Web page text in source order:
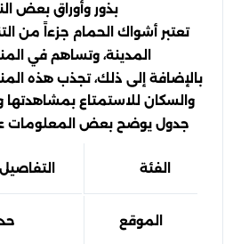
بذور وأوراق بعض
تعتبر أشواك الحمام جزءاً من
المدينة، وتساهم في
بالإضافة إلى ذلك، تجذب هذه
والسكان للاستمتاع بمشاهدتها
جدول يوضح بعض المعلومات
الفئة التفاصيل
الموقع